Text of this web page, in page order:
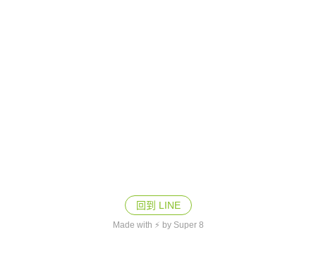
回到 LINE
Made with ⚡ by Super 8